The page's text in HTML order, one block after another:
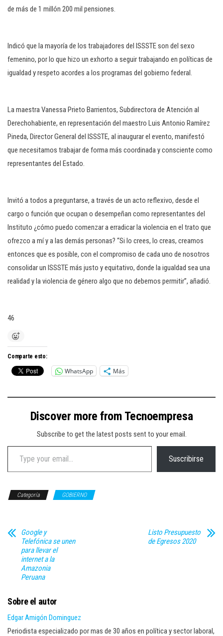
de más de 1 millón 200 mil pensiones.
Indicó que la mayoría de los trabajadores del ISSSTE son del sexo
femenino, por lo que hizo un exhorto a seguir trabajando en políticas de
igualdad y respeto acordes a los programas del gobierno federal.
La maestra Vanessa Prieto Barrientos, Subdirectora de Atención al
Derechohabiente, en representación del maestro Luis Antonio Ramírez
Pineda, Director General del ISSSTE, al inaugurar el evento, manifestó
que necesitamos trabajar de forma más coordinada y consciente como
representantes del Estado.
Invitó a todos a preguntarse, a través de un acto reflexivo, desde el
cargo o función que ocupan o desempeñan como representantes del
Instituto ¿cómo puedo comenzar a erradicar la violencia en el trato que
ofrezco a mí y a las demás personas? “Si lo crees, lo creas, creamos
entonces que es posible, con el compromiso de cada uno de nosotros
consolidar un ISSSTE más justo y equitativo, donde la igualdad sea una
realidad y la violencia de género algo que no debemos permitir”, añadió.
46
Comparte esto:
WhatsApp Más
Discover more from Tecnoempresa
Subscribe to get the latest posts sent to your email.
Type your email…
Suscribirse
Categoría GOBIERNO
Google y
Telefónica se unen
para llevar el
internet a la
Amazonia
Peruana
Listo Presupuesto
de Egresos 2020
Sobre el autor
Edgar Amigón Dominguez
Periodista especializado por mas de 30 años en política y sector laboral,